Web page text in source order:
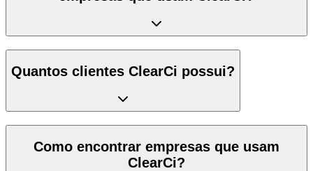
Quantos clientes ClearCi possui?
Como encontrar empresas que usam
ClearCi?